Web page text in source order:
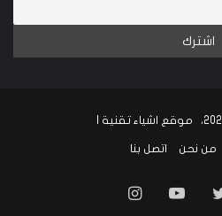
من نحن اتصل بنا
تويتر يوتيوب